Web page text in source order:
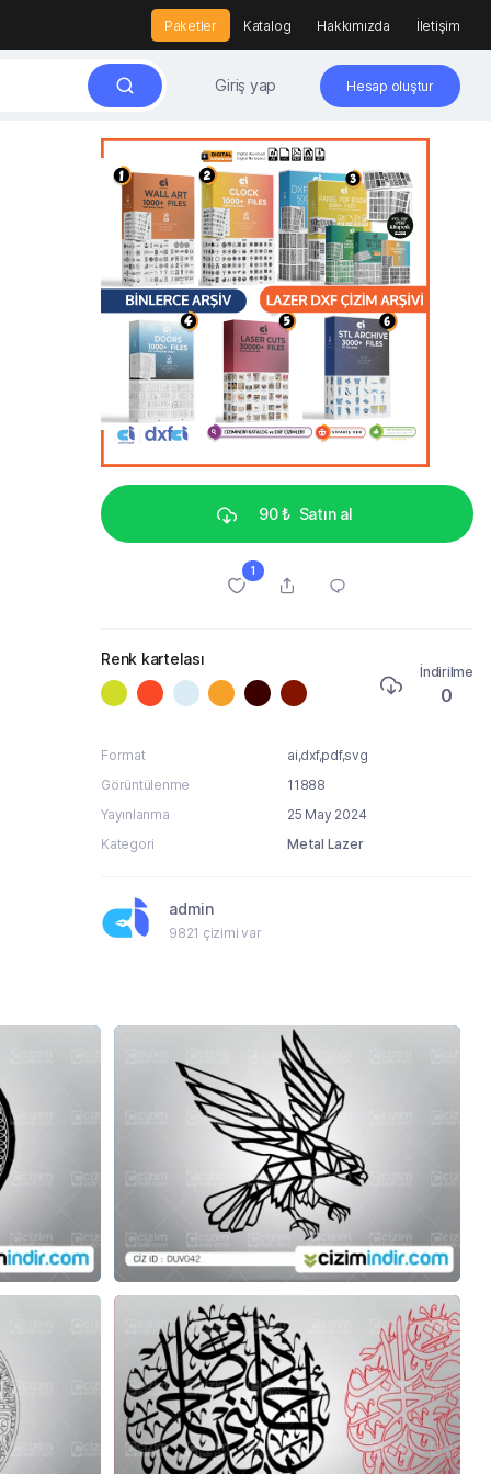
Paketler Katalog Hakkımızda İletişim
Giriş yap Hesap oluştur
90 ₺ Satın al
1
Renk kartelası
İndirilme
0
Format
ai,dxf,pdf,svg
Görüntülenme
11888
Yayınlanma
25 May 2024
Kategori
Metal Lazer
admin
9821 çizimi var